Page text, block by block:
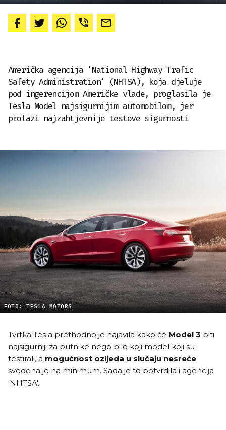
Američka agencija 'National Highway Trafic
Safety Administration' (NHTSA), koja djeluje
pod ingerencijom Američke vlade, proglasila je
Tesla Model najsigurnijim automobilom, jer
prolazi najzahtjevnije testove sigurnosti
FOTO: TESLA MOTORS
Tvrtka Tesla prethodno je najavila kako će Model 3 biti
najsigurniji za putnike nego bilo koji model koji su
testirali, a mogućnost ozljeda u slučaju nesreće
svedena je na minimum. Sada je to potvrdila i agencija
'NHTSA'.